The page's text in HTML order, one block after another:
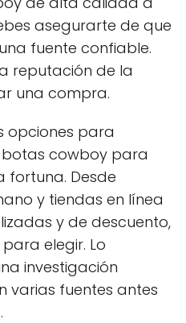
asegurarte de que
fuente confiable.
reputación de la
una compra.
opciones para
cowboy para
fortuna. Desde
y tiendas en línea
y de descuento,
elegir. Lo
investigación
varias fuentes antes